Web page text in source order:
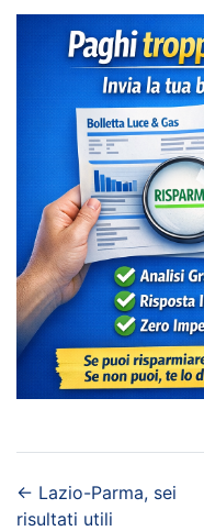
← Lazio-Parma, sei
risultati utili